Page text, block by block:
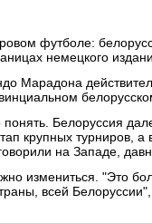
футболе:
немецкого
Марадона
Белоруссия
крупных турниров,
на Западе,
измениться. "Это
всей